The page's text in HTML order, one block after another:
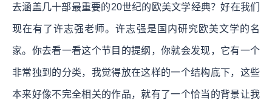
去涵盖几十部最重要的20世纪的欧美文学经典？好在我们
现在有了许志强老师。许志强是国内研究欧美文学的名
家。你去看一看这个节目的提纲，你就会发现，它有一个
非常独到的分类，我觉得放在这样的一个结构底下，这些
本来好像不完全相关的作品，就有了一个恰当的背景让我